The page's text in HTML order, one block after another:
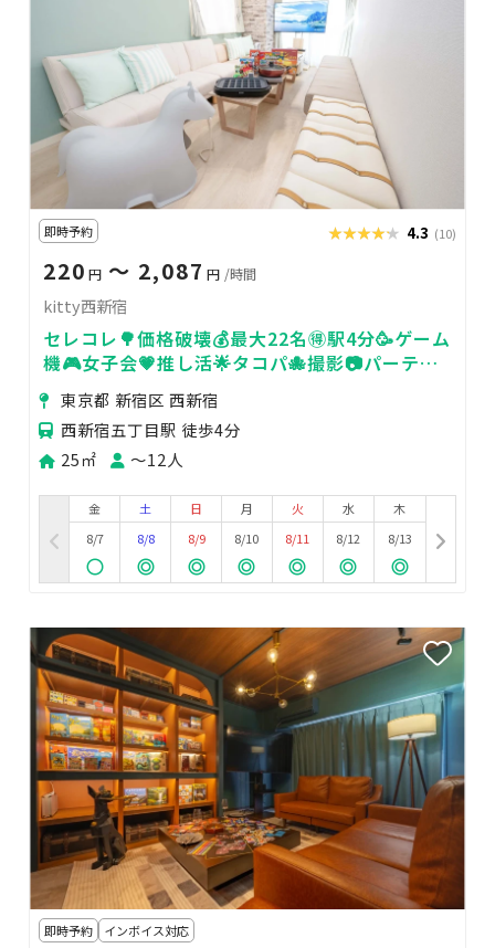
即時予約 ★★★★★
★★★★★ 4.3 (10)
220 円 〜 2,087 円 /時間
kitty西新宿
セレコレ🌳価格破壊💰最大22名🉐駅4分🥳ゲーム
機🎮女子会💗推し活🌟タコパ🐙撮影📷パーティ
🥂飲み会🍻kitty西新宿
東京都 新宿区 西新宿
西新宿五丁目駅 徒歩4分
25㎡
〜12人
金
8/7
土
8/8
日
8/9
月
8/10
火
8/11
水
8/12
木
8/13
即時予約 インボイス対応